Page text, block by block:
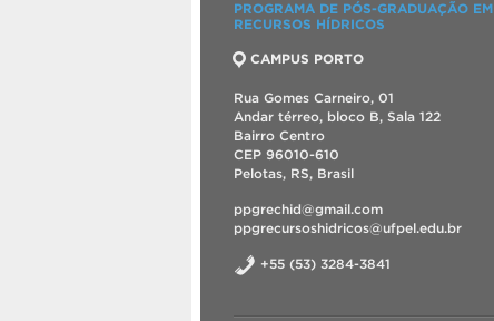
PROGRAMA DE PÓS-GRADUAÇÃO EM
RECURSOS HÍDRICOS
CAMPUS PORTO
Rua Gomes Carneiro, 01
Andar térreo, bloco B, Sala 122
Bairro Centro
CEP 96010-610
Pelotas, RS, Brasil
ppgrechid@gmail.com
ppgrecursoshidricos@ufpel.edu.br
+55 (53) 3284-3841